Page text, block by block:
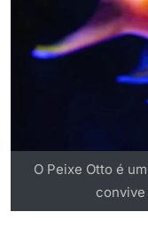
O Peixe Otto é
convive